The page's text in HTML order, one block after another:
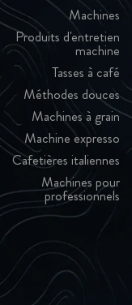
Machines
Produits d'entretien
machine
Tasses à café
Méthodes douces
Machines à grain
Machine expresso
Cafetières italiennes
Machines pour
professionnels